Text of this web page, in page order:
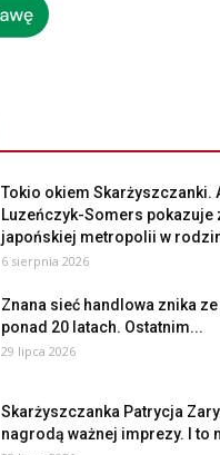
Tokio okiem Skarżyszczanki.
Luzeńczyk-Somers pokazuje
japońskiej metropolii w
6 sierpnia 2026
Znana sieć handlowa znika
ponad 20 latach. Ostatnim...
29 lipca 2026
Skarżyszczanka Patrycja
nagrodą ważnej imprezy. I to